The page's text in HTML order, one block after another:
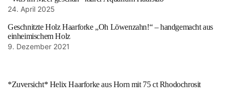
24. April 2025
Geschnitzte Holz Haarforke „Oh Löwenzahn!“ – handgemacht aus
einheimischem Holz
9. Dezember 2021
*Zuversicht* Helix Haarforke aus Horn mit 75 ct Rhodochrosit